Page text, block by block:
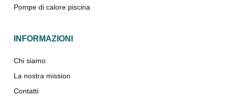
Pompe di calore piscina
INFORMAZIONI
Chi siamo
La nostra mission
Contatti